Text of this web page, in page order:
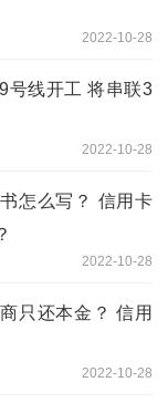
2022-10-28
号线开工 将串联3
2022-10-28
怎么写？ 信用卡
2022-10-28
只还本金？ 信用
2022-10-28